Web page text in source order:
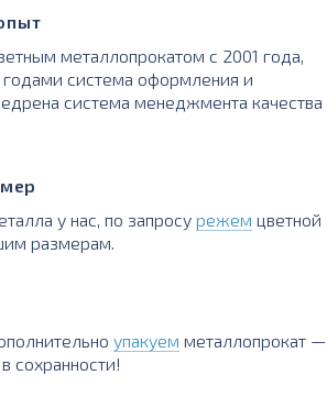
металлопрокатом с 2001 года,
годами система оформления и
система менеджмента качества
у нас, по запросу режем цветной
размерам.
упакуем металлопрокат —
сохранности!